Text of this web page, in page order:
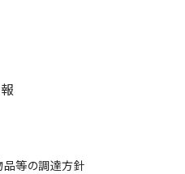
等の調達方針